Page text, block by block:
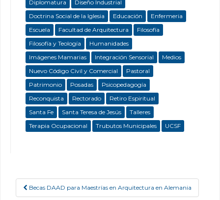
Diplomatura
Diseño Industrial
Doctrina Social de la Iglesia
Educación
Enfermeria
Escuela
Facultad de Arquitectura
Filosofía
Filosofía y Teología
Humanidades
Imágenes Mamarias
Integración Sensorial
Medios
Nuevo Código Civil y Comercial
Pastoral
Patrimonio
Posadas
Psicopedagogía
Reconquista
Rectorado
Retiro Espiritual
Santa Fe
Santa Teresa de Jesús
Talleres
Terapia Ocupacional
Trubutos Municipales UCSF
Post navigation
Becas DAAD para Maestrías en Arquitectura en Alemania